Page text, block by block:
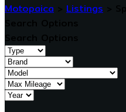
Motopaica Listings